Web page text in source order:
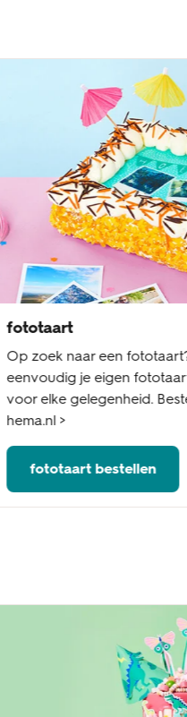
fototaart
Op zoek naar een
eenvoudig je eigen
voor elke gelegenheid.
hema.nl >
fototaart bestellen